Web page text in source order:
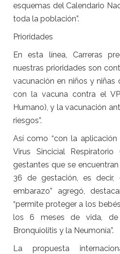
esquemas del Calendario
toda la población”.
Prioridades
En esta línea, Carreras
nuestras prioridades son
vacunación en niños y niñas
con la vacuna contra el
Humano), y la vacunación
riesgos”.
Así como “con la
Virus Sincicial
gestantes que se
36 de gestación, es
embarazo” agregó,
“permite proteger a los
los 6 meses de vida, de
Bronquiolitis y la Neumonía”.
La propuesta